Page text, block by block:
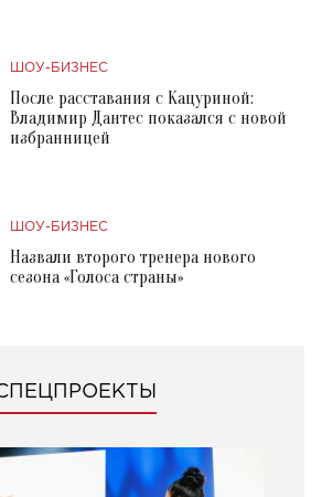
ШОУ-БИЗНЕС
После расставания с Кацуриной:
Владимир Дантес показался с новой
избранницей
ШОУ-БИЗНЕС
Назвали второго тренера нового
сезона «Голоса страны»